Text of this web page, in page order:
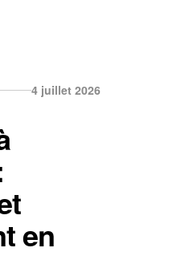
4 juillet 2026
en